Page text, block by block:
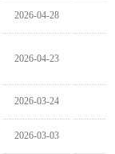
2026-04-28
2026-04-23
2026-03-24
2026-03-03